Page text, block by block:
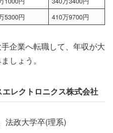
5300円 410万9700円
企業へ転職して、年収が大
しょう。
レクトロニクス株式会社
法政大学卒(理系)